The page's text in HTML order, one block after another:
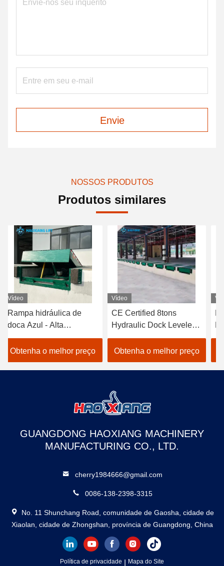
Envie
NOSSOS PRODUTOS
Produtos similares
Vídeo
Rampa hidráulica de
doca Azul - Alta
resistência 8T-20T -
Altura personalizável
Sem fosso necessário
para distribuição
Obtenha o melhor preço
Vídeo
CE Certified 8tons
Hydraulic Dock Leveler
for Industrial Use
Obtenha o melhor preço
GUANGDONG HAOXIANG MACHINERY
MANUFACTURING CO., LTD.
cherry1984666@gmail.com
0086-138-2398-3315
No. 11 Shunchang Road, comunidade de Gaosha, cidade de
Xiaolan, cidade de Zhongshan, província de Guangdong, China
Política de privacidade | Mapa do Site